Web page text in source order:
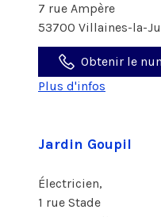
7 rue Ampère
53700 Villaines-la-
Obtenir le
Plus d'infos
Jardin Goupil
Électricien,
1 rue Stade